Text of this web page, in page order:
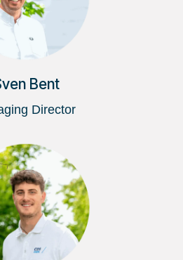
Bent
Director